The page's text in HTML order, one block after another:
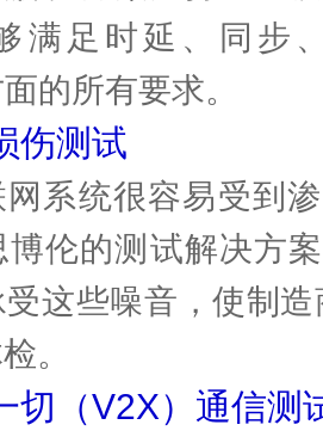
满足时延、同步
的所有要求。
伤测试
系统很容易受到
伦的测试解决方
这些噪音，使制
。
切（V2X）通信测